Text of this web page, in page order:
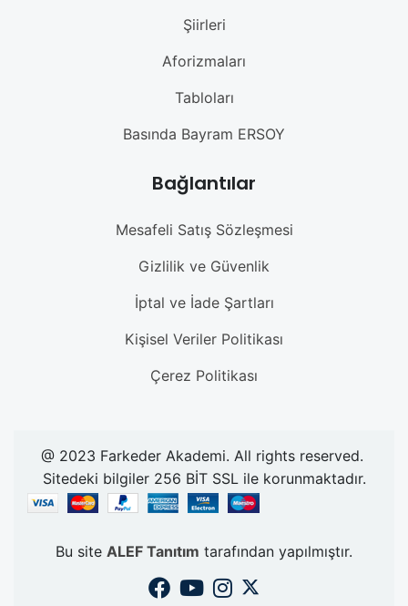
Şiirleri
Aforizmaları
Tabloları
Basında Bayram ERSOY
Bağlantılar
Mesafeli Satış Sözleşmesi
Gizlilik ve Güvenlik
İptal ve İade Şartları
Kişisel Veriler Politikası
Çerez Politikası
@ 2023 Farkeder Akademi. All rights reserved.
Sitedeki bilgiler 256 BİT SSL ile korunmaktadır.
Bu site ALEF Tanıtım tarafından yapılmıştır.